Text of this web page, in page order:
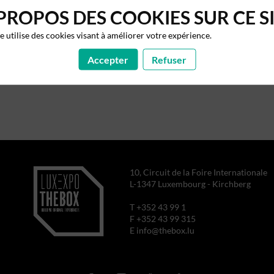
10, Circuit de la Foire Internationale
L-1347 Luxembourg - Kirchberg
T +352 43 99 1
F +352 43 99 315
E info@thebox.lu
DES COOKIES SUR CE
utilise des cookies visant à améliorer votre expérience.
Accepter Refuser